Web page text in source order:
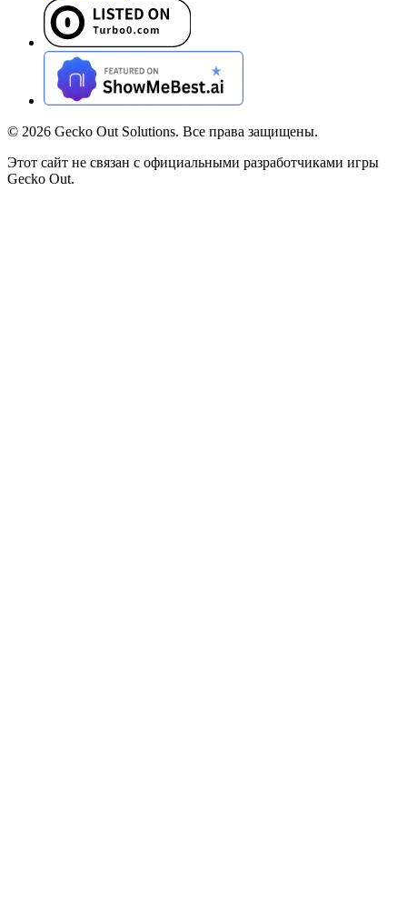
© 2026 Gecko Out Solutions. Все права защищены.
Этот сайт не связан с официальными разработчиками игры
Gecko Out.